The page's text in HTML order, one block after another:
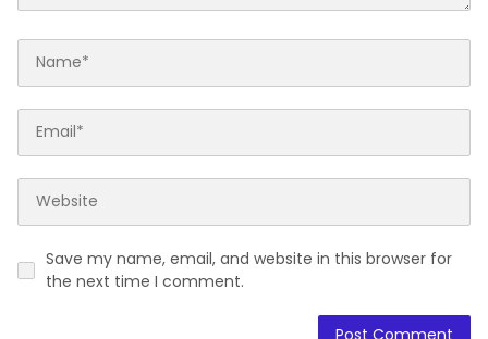
Save my name, email, and website in this browser for
the next time I comment.